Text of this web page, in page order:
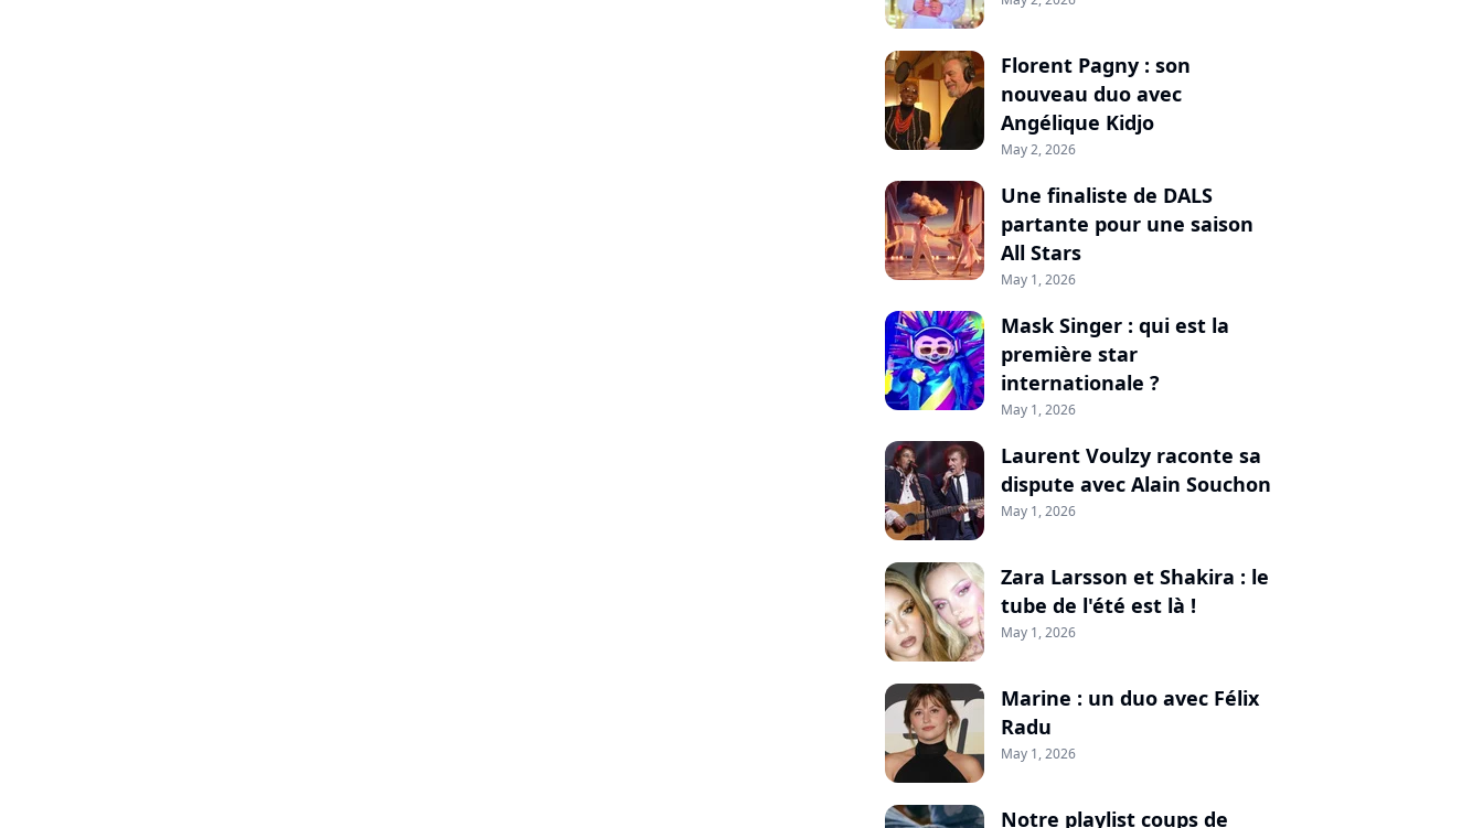
Florent Pagny : son
nouveau duo avec
Angélique Kidjo
May 2, 2026
Une finaliste de DALS
partante pour une saison
All Stars
May 1, 2026
Mask Singer : qui est la
première star
internationale ?
May 1, 2026
Laurent Voulzy raconte sa
dispute avec Alain Souchon
May 1, 2026
Zara Larsson et Shakira : le
tube de l'été est là !
May 1, 2026
Marine : un duo avec Félix
Radu
May 1, 2026
Notre playlist coups de